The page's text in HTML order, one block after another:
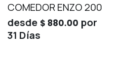
COMEDOR ENZO 200
desde $ 880.00 por
31 Días